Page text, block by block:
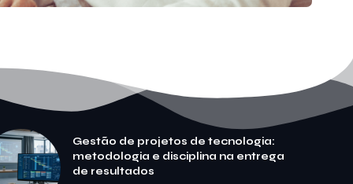
Gestão de projetos de tecnologia:
metodologia e disciplina na entrega
de resultados